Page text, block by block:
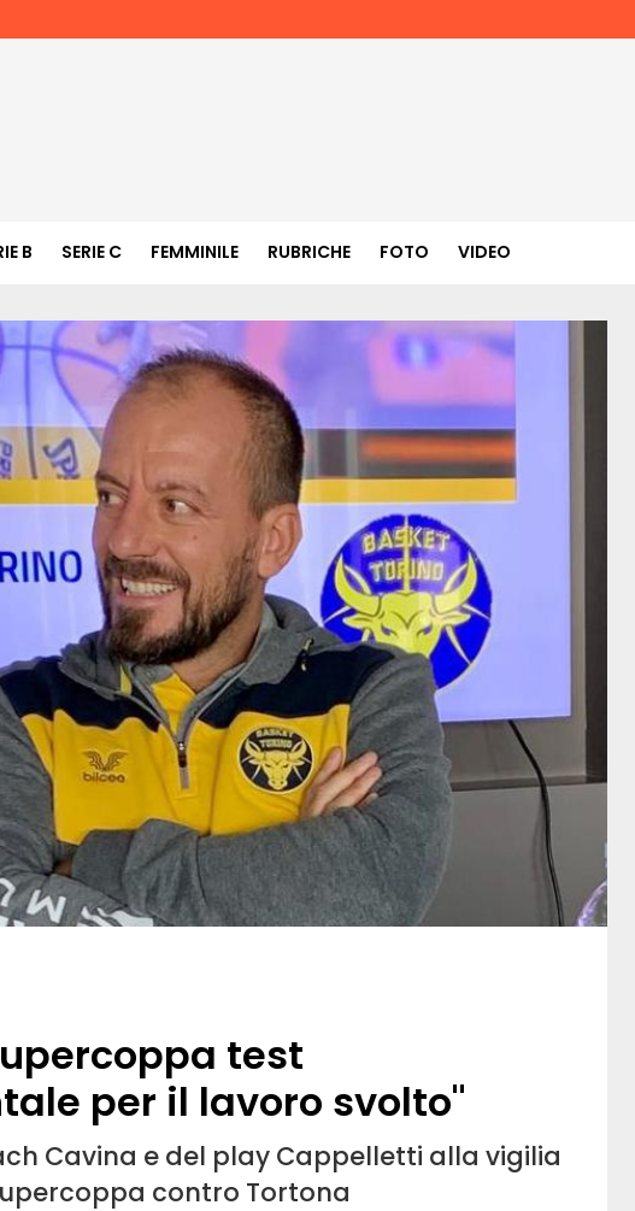
B SERIE C FEMMINILE RUBRICHE FOTO VIDEO
test
per il lavoro svolto"
Cavina e del play Cappelletti alla vigilia
contro Tortona